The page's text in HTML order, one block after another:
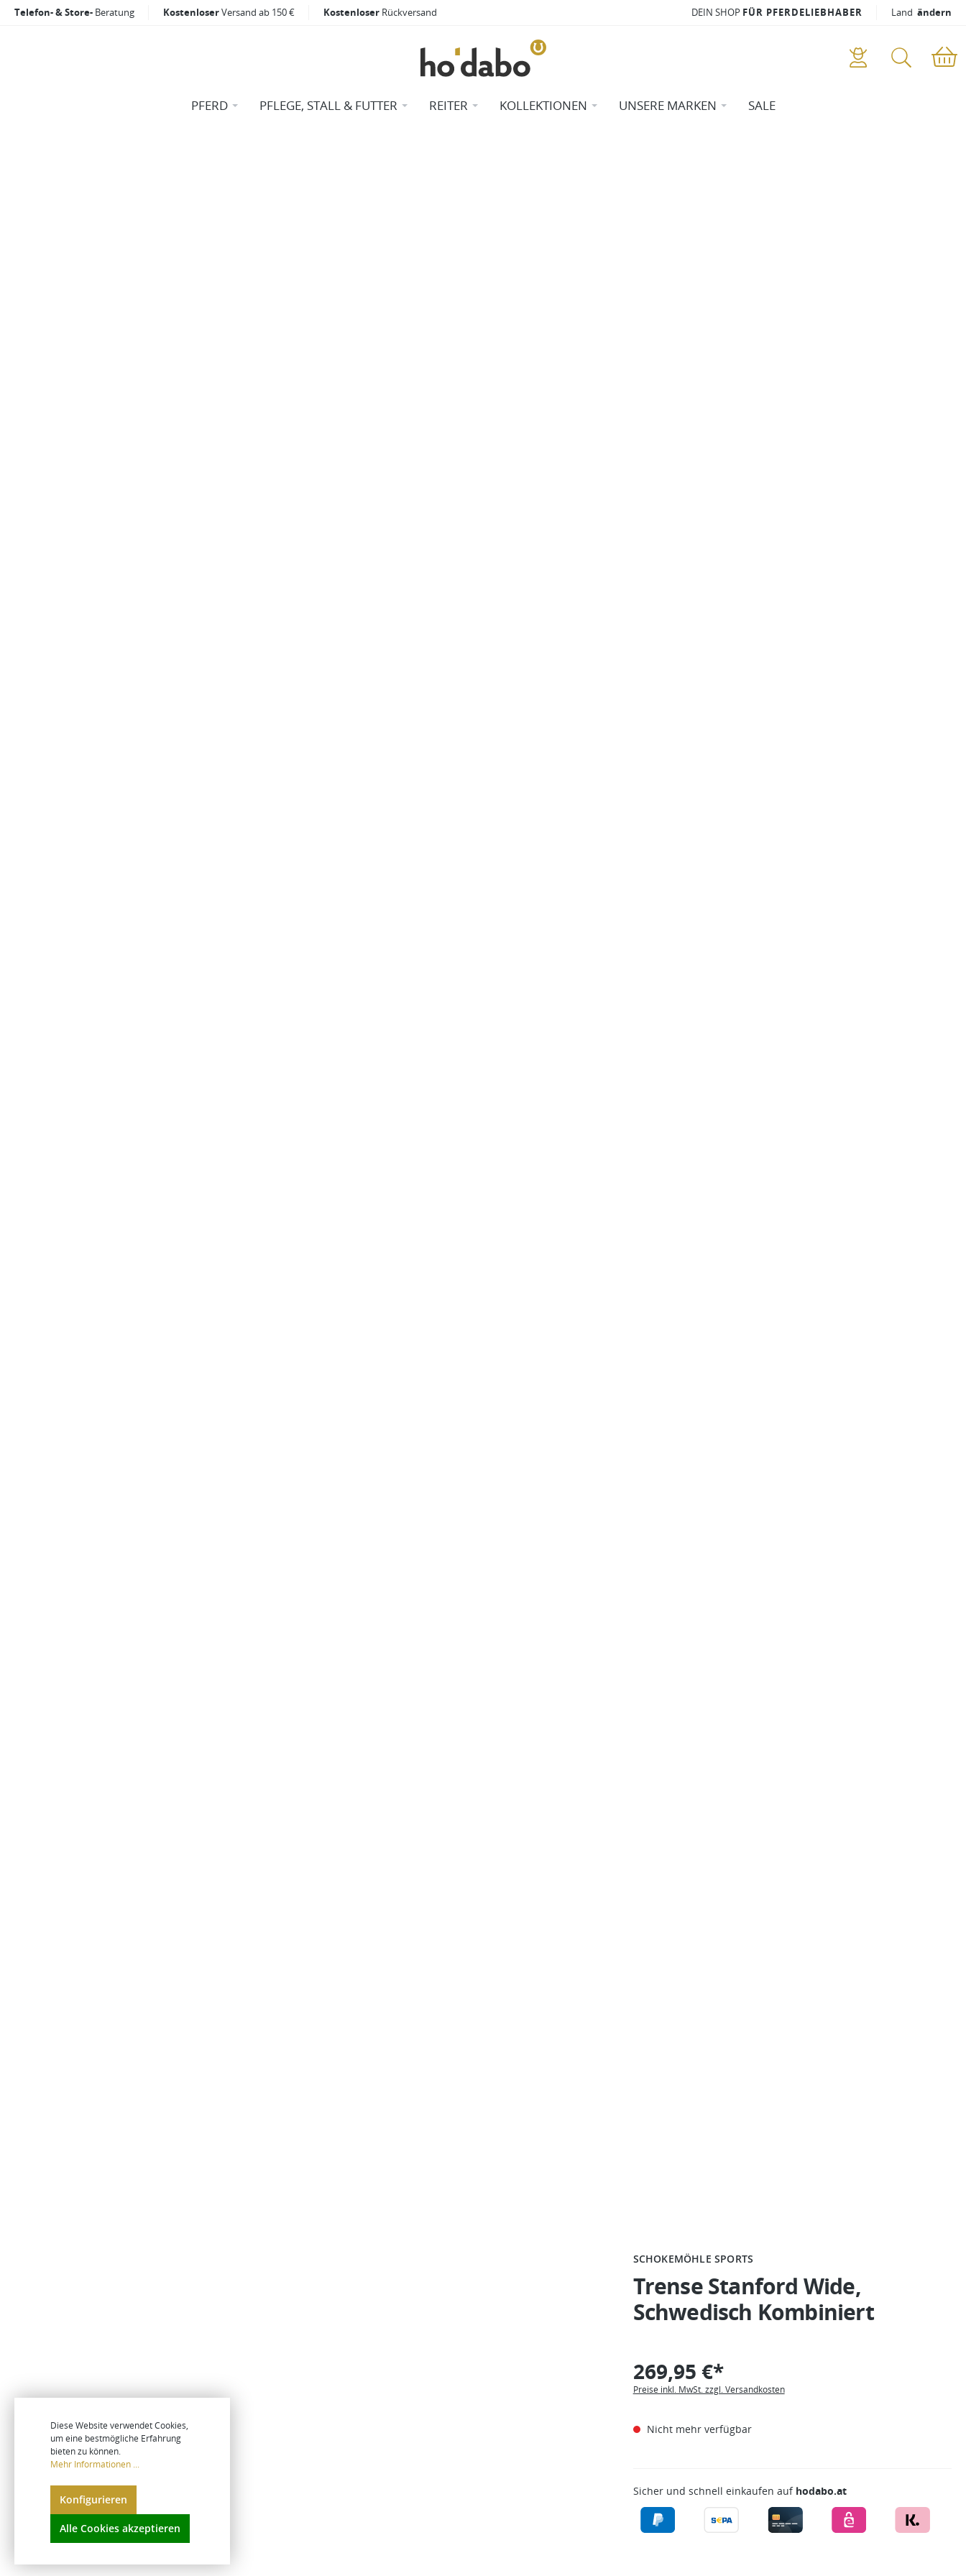
Telefon- & Store- Beratung KostenloserVersand ab 150 € Kostenloser Rückversand DEIN SHOP FÜR PFERDELIEBHABER Land ändern
PFERD PFLEGE, STALL & FUTTER REITER KOLLEKTIONEN UNSERE MARKEN SALE
SCHOKEMÖHLE SPORTS
Trense Stanford Wide,
Schwedisch Kombiniert
269,95 €*
Preise inkl. MwSt. zzgl. Versandkosten
Nicht mehr verfügbar
Sicher und schnell einkaufen auf hodabo.at
Diese Website verwendet Cookies,
um eine bestmögliche Erfahrung
bieten zu können.
Mehr Informationen ...
Konfigurieren
Alle Cookies akzeptieren